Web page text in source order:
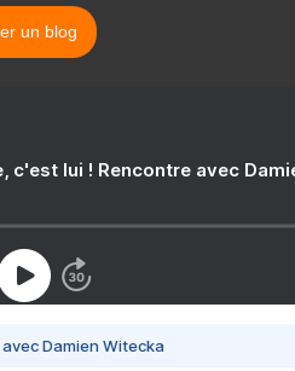
un blog
c'est lui ! Rencontre avec
Damien Witecka